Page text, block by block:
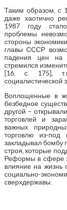
Таким образом, с
даже хаотично
1987 году
проблемы
стороны
главы СССР
падения цен на
стремился
[16, с. 175],
социалистической
Воплощенные в
безбедное
другой –
торговлей и
важных
торговлю из-под
закладывал бомбу
строя, которые
Реформы в сфере
влияние на жизнь
социально-
сверхдержавы.